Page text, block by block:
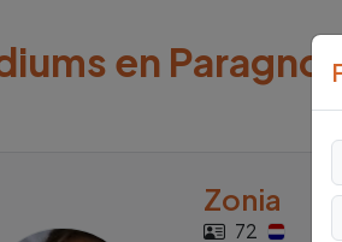
en
Zonia
72